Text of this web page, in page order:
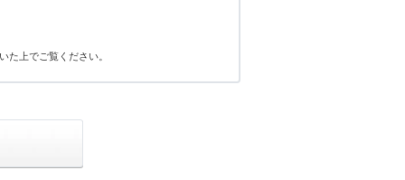
た上でご覧ください。